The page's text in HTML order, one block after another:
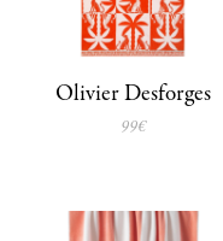
Olivier Desforges
99€